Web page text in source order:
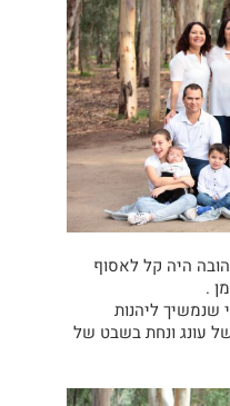
היה קל לאסוף
.
ליהנות
עונג ונחת בשבט של